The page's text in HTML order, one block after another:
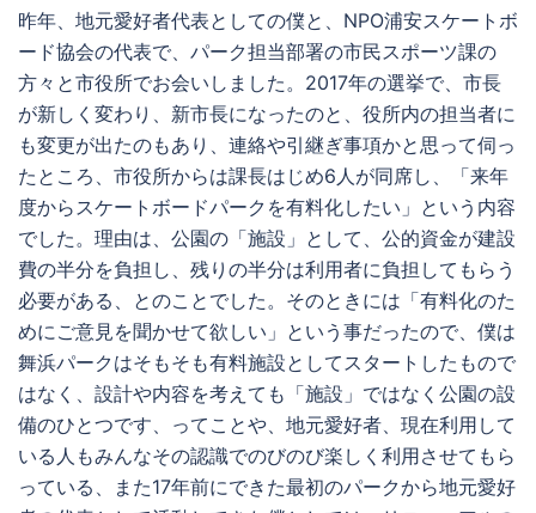
昨年、地元愛好者代表としての僕と、NPO浦安スケートボ
ード協会の代表で、パーク担当部署の市民スポーツ課の
方々と市役所でお会いしました。2017年の選挙で、市長
が新しく変わり、新市長になったのと、役所内の担当者に
も変更が出たのもあり、連絡や引継ぎ事項かと思って伺っ
たところ、市役所からは課長はじめ6人が同席し、「来年
度からスケートボードパークを有料化したい」という内容
でした。理由は、公園の「施設」として、公的資金が建設
費の半分を負担し、残りの半分は利用者に負担してもらう
必要がある、とのことでした。そのときには「有料化のた
めにご意見を聞かせて欲しい」という事だったので、僕は
舞浜パークはそもそも有料施設としてスタートしたもので
はなく、設計や内容を考えても「施設」ではなく公園の設
備のひとつです、ってことや、地元愛好者、現在利用して
いる人もみんなその認識でのびのび楽しく利用させてもら
っている、また17年前にできた最初のパークから地元愛好